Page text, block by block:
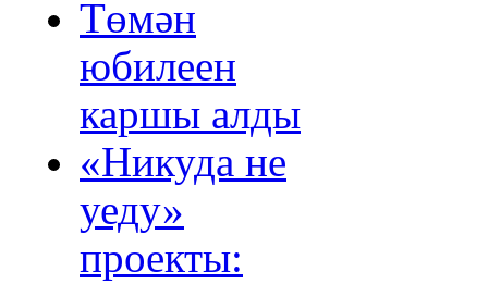
Төмән
юбилеен
каршы алды
«Никуда не
уеду»
проекты: